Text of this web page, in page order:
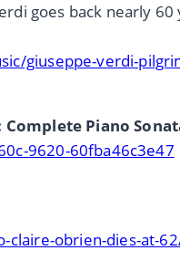
goes back nearly
giuseppe-verdi-
Complete Piano
9620-60fba46c3e47
claire-obrien-dies-at-